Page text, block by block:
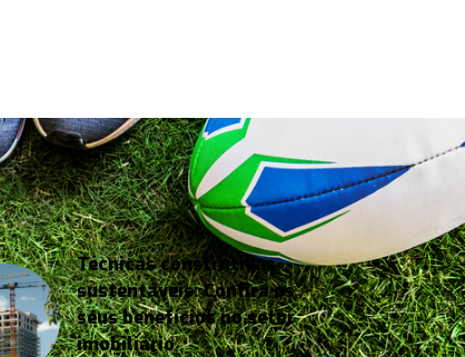
Técnicas construtivas
sustentáveis: Confira os
seus benefícios no setor
imobiliário